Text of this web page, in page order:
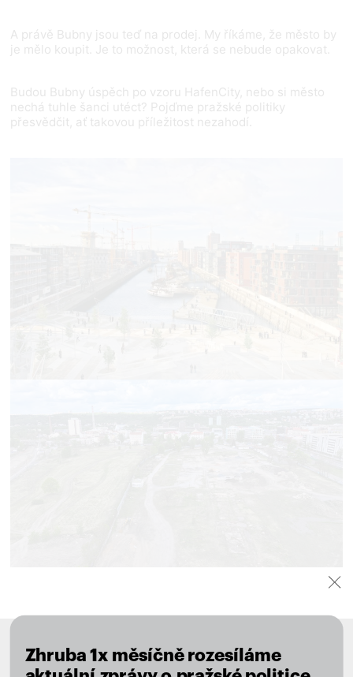
Zhruba 1x měsíčně rozesíláme
A právě Bubny jsou teď na prodej. My říkáme, že město by
je mělo koupit. Je to možnost, která se nebude opakovat.
Budou Bubny úspěch po vzoru HafenCity, nebo si město
nechá tuhle šanci utéct? Pojďme pražské politiky
přesvědčit, ať takovou příležitost nezahodí.
NOVINKY VE VAŠEM MAILU